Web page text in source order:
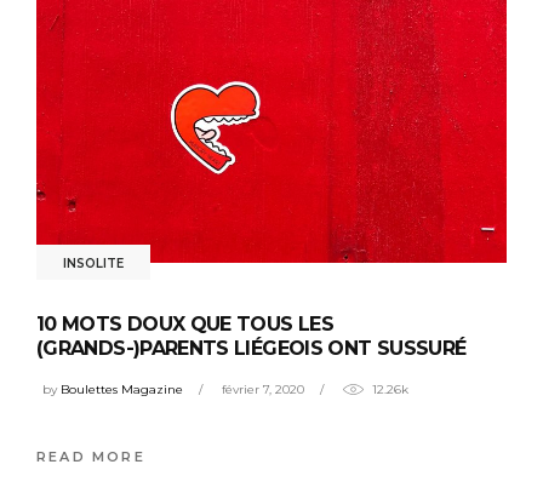
INSOLITE
10 MOTS DOUX QUE TOUS LES
(GRANDS-)PARENTS LIÉGEOIS ONT SUSSURÉ
by Boulettes Magazine février 7, 2020 12.26k
READ MORE